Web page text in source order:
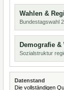
Wahlen &
Bundestagswahl
Demografie
Sozialstruktur
Datenstand
Die vollständigen